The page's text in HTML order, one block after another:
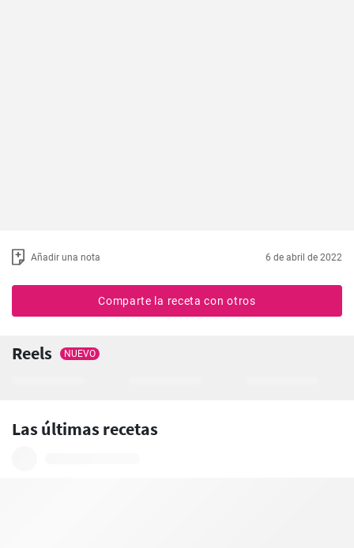
Añadir una nota 6 de abril de 2022
Comparte la receta con otros
Reels NUEVO
Las últimas recetas